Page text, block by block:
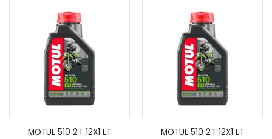
MOTUL 510 2T 12X1 LT MOTUL 510 2T 12X1 LT